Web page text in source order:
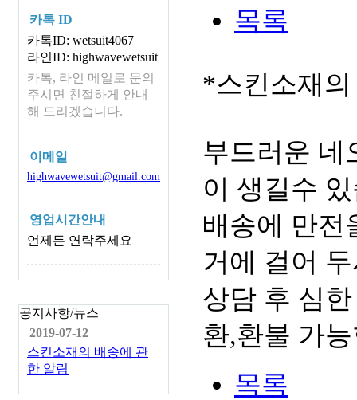
카톡 ID
카톡ID: wetsuit4067
라인ID: highwavewetsuit
카톡, 라인 메일로 문의
주시면 친절하게 안내
해 드리겠습니다.
이메일
highwavewetsuit@gmail.com
영업시간안내
언제든 연락주세요
공지사항/뉴스
2019-07-12
스킨소재의 배송에 관
한 알림
목록
*스킨소재
부드러운 네
이 생길수
배송에 만전
거에 걸어
상담 후 심
환,환불 가
목록